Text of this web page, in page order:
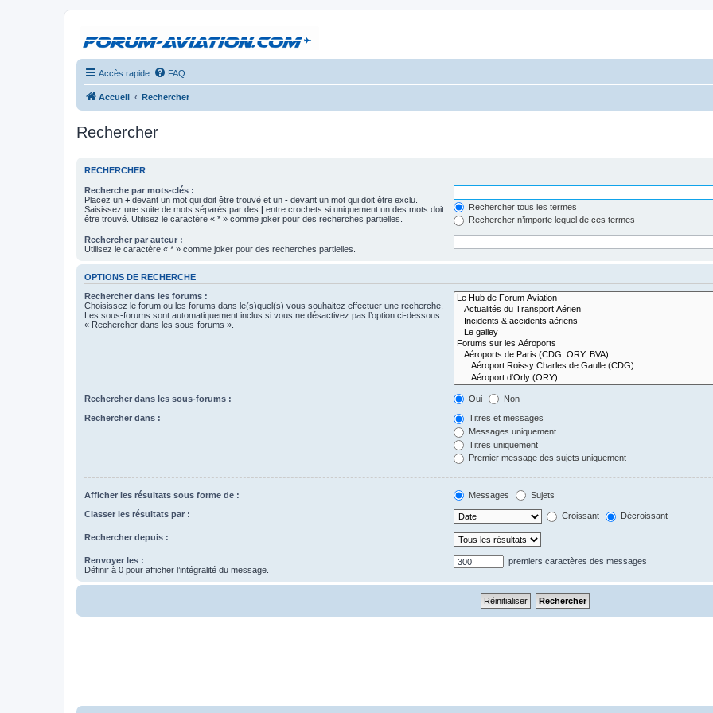
Accès rapide FAQ
Accueil Rechercher
Rechercher
RECHERCHER
Recherche par mots-clés :
Placez un + devant un mot qui doit être trouvé et un - devant un mot qui doit être exclu.
Saisissez une suite de mots séparés par des | entre crochets si uniquement un des mots doit
être trouvé. Utilisez le caractère « * » comme joker pour des recherches partielles.
Rechercher tous les termes
Rechercher n’importe lequel de ces termes
Rechercher par auteur :
Utilisez le caractère « * » comme joker pour des recherches partielles.
OPTIONS DE RECHERCHE
Rechercher dans les forums :
Choisissez le forum ou les forums dans le(s)quel(s) vous souhaitez effectuer une recherche.
Les sous-forums sont automatiquement inclus si vous ne désactivez pas l’option ci-dessous
« Rechercher dans les sous-forums ».
Rechercher dans les sous-forums : Oui Non
Rechercher dans :
Titres et messages
Messages uniquement
Titres uniquement
Premier message des sujets uniquement
Afficher les résultats sous forme de : Messages Sujets
Classer les résultats par : Croissant Décroissant
Rechercher depuis :
Renvoyer les :
Définir à 0 pour afficher l’intégralité du message.
premiers caractères des messages